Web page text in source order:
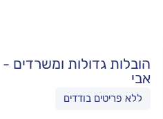
הובלות גדולות ומשרדים -
אבי
ללא פריטים בודדים